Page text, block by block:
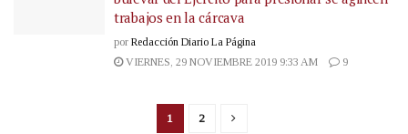
trabajos en la cárcava
por Redacción Diario La Página
VIERNES, 29 NOVIEMBRE 2019 9:33 AM
9
1 2